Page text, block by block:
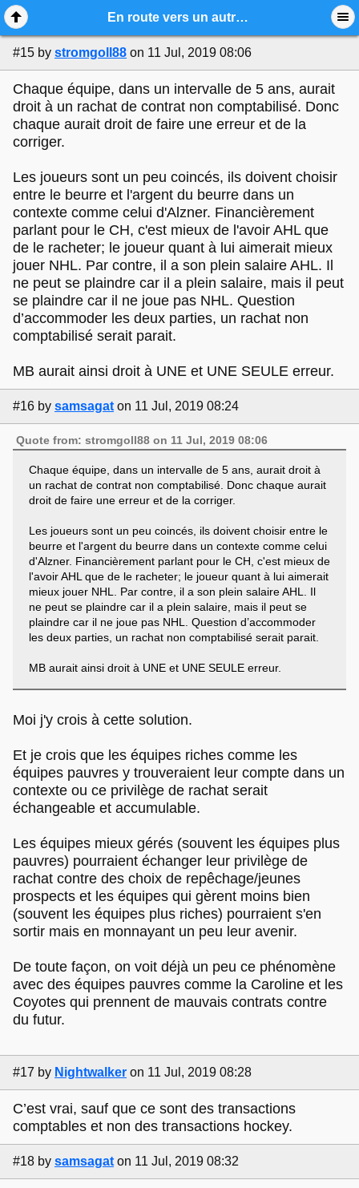
En route vers un autre lockout?
#15 by stromgoll88 on 11 Jul, 2019 08:06
Chaque équipe, dans un intervalle de 5 ans, aurait
droit à un rachat de contrat non comptabilisé. Donc
chaque aurait droit de faire une erreur et de la
corriger.
Les joueurs sont un peu coincés, ils doivent choisir
entre le beurre et l'argent du beurre dans un
contexte comme celui d'Alzner. Financièrement
parlant pour le CH, c'est mieux de l'avoir AHL que
de le racheter; le joueur quant à lui aimerait mieux
jouer NHL. Par contre, il a son plein salaire AHL. Il
ne peut se plaindre car il a plein salaire, mais il peut
se plaindre car il ne joue pas NHL. Question
d’accommoder les deux parties, un rachat non
comptabilisé serait parait.
MB aurait ainsi droit à UNE et UNE SEULE erreur.
#16 by samsagat on 11 Jul, 2019 08:24
Quote from: stromgoll88 on 11 Jul, 2019 08:06
Chaque équipe, dans un intervalle de 5 ans, aurait droit à
un rachat de contrat non comptabilisé. Donc chaque aurait
droit de faire une erreur et de la corriger.
Les joueurs sont un peu coincés, ils doivent choisir entre le
beurre et l'argent du beurre dans un contexte comme celui
d'Alzner. Financièrement parlant pour le CH, c'est mieux de
l'avoir AHL que de le racheter; le joueur quant à lui aimerait
mieux jouer NHL. Par contre, il a son plein salaire AHL. Il
ne peut se plaindre car il a plein salaire, mais il peut se
plaindre car il ne joue pas NHL. Question d’accommoder
les deux parties, un rachat non comptabilisé serait parait.
MB aurait ainsi droit à UNE et UNE SEULE erreur.
Moi j'y crois à cette solution.
Et je crois que les équipes riches comme les
équipes pauvres y trouveraient leur compte dans un
contexte ou ce privilège de rachat serait
échangeable et accumulable.
Les équipes mieux gérés (souvent les équipes plus
pauvres) pourraient échanger leur privilège de
rachat contre des choix de repêchage/jeunes
prospects et les équipes qui gèrent moins bien
(souvent les équipes plus riches) pourraient s'en
sortir mais en monnayant un peu leur avenir.
De toute façon, on voit déjà un peu ce phénomène
avec des équipes pauvres comme la Caroline et les
Coyotes qui prennent de mauvais contrats contre
du futur.
#17 by Nightwalker on 11 Jul, 2019 08:28
C’est vrai, sauf que ce sont des transactions
comptables et non des transactions hockey.
#18 by samsagat on 11 Jul, 2019 08:32